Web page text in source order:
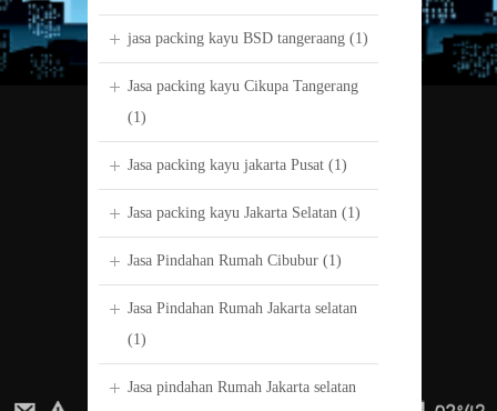
jasa packing kayu BSD tangeraang (1)
Jasa packing kayu Cikupa Tangerang
(1)
Jasa packing kayu jakarta Pusat (1)
Jasa packing kayu Jakarta Selatan (1)
Jasa Pindahan Rumah Cibubur (1)
Jasa Pindahan Rumah Jakarta selatan
(1)
Jasa pindahan Rumah Jakarta selatan